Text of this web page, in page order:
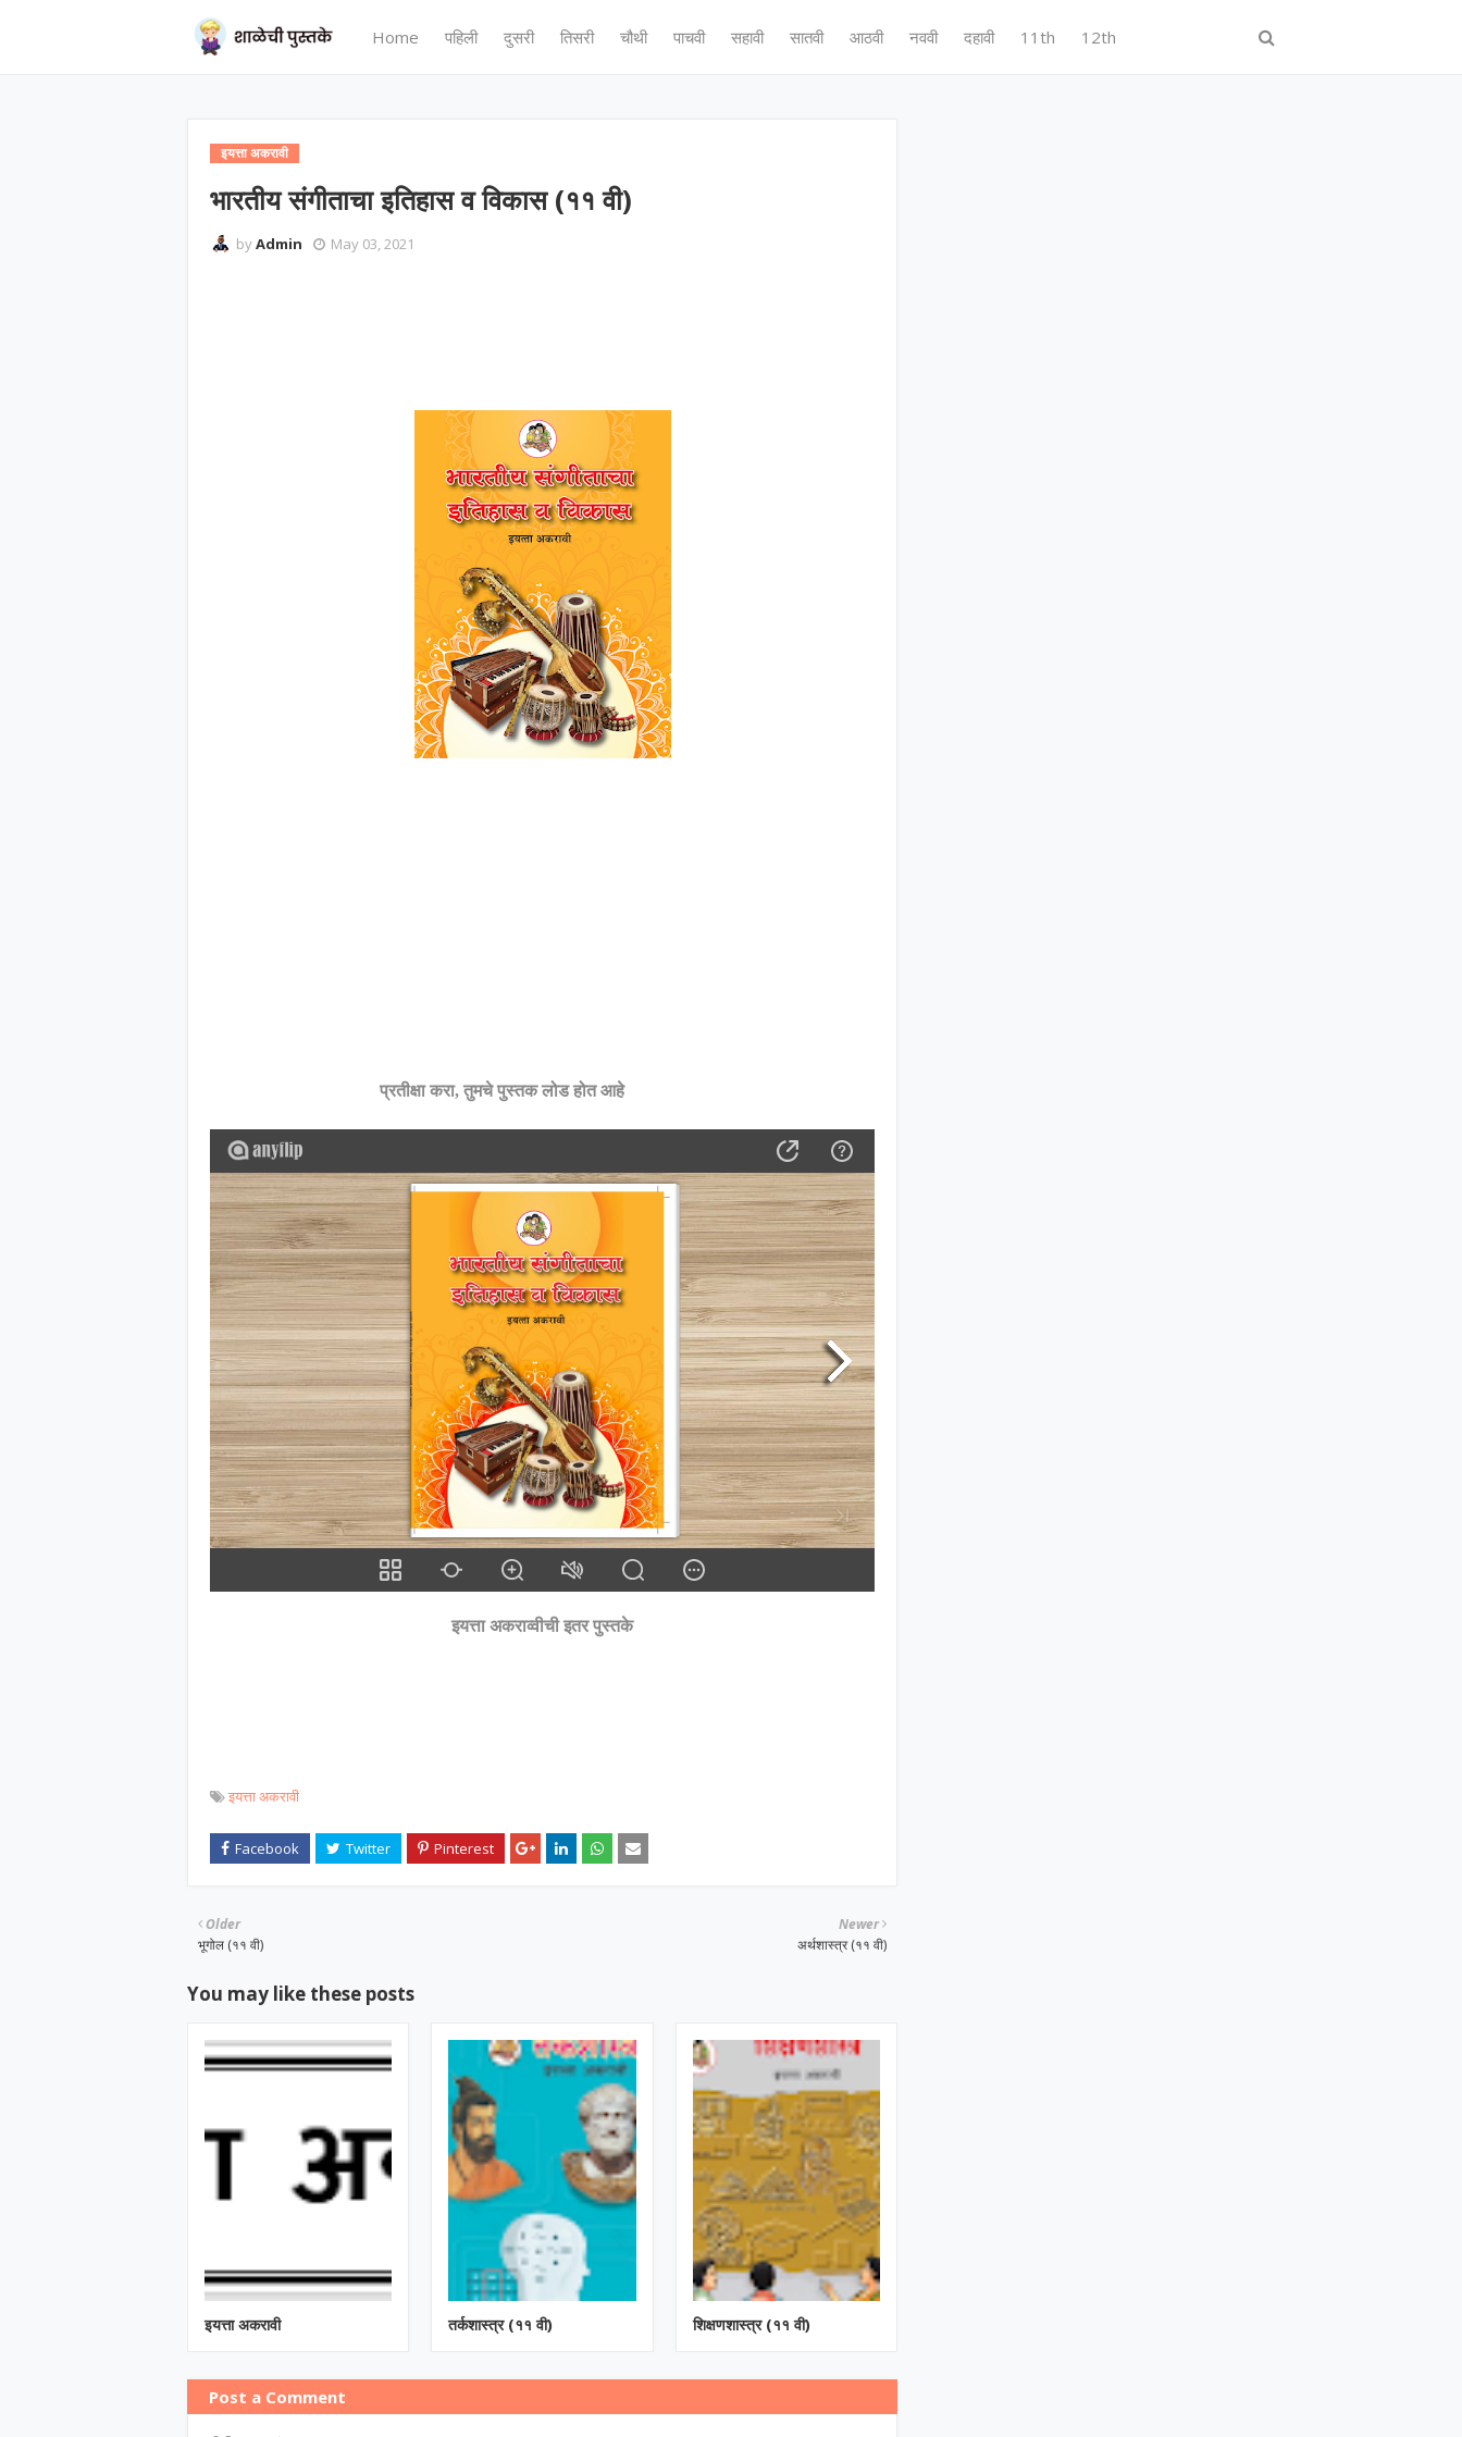
Home पहिली दुसरी तिसरी चौथी पाचवी सहावी सातवी आठवी नववी दहावी 11th 12th
इयत्ता अकरावी
भारतीय संगीताचा इतिहास व विकास (११ वी)
byAdmin May 03, 2021
प्रतीक्षा करा, तुमचे पुस्तक लोड होत आहे
इयत्ता अकराव्वीची इतर पुस्तके
इयत्ता अकरावी
Newer
अर्थशास्त्र (११ वी)
Older
भूगोल (११ वी)
You may like these posts
इयत्ता अकरावी तर्कशास्त्र (११ वी) शिक्षणशास्त्र (११ वी)
Post a Comment